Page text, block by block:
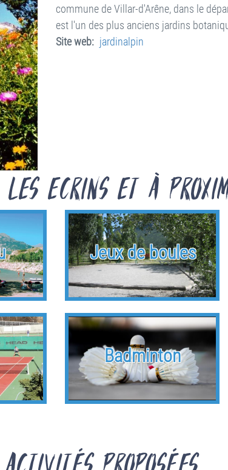
commune de Villar-d'Arêne, dans le
est l'un des plus anciens jardins
Site web
jardinalpin
les Ecrins et à
Jeux de boules
Badminton
proposées